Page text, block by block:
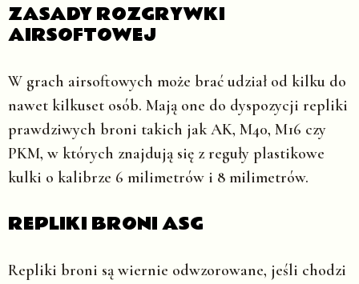
ZASADY ROZGRYWKI
AIRSOFTOWEJ
W grach airsoftowych może brać udział od kilku do
nawet kilkuset osób. Mają one do dyspozycji repliki
prawdziwych broni takich jak AK, M40, M16 czy
PKM, w których znajdują się z reguły plastikowe
kulki o kalibrze 6 milimetrów i 8 milimetrów.
REPLIKI BRONI ASG
Repliki broni są wiernie odwzorowane, jeśli chodzi